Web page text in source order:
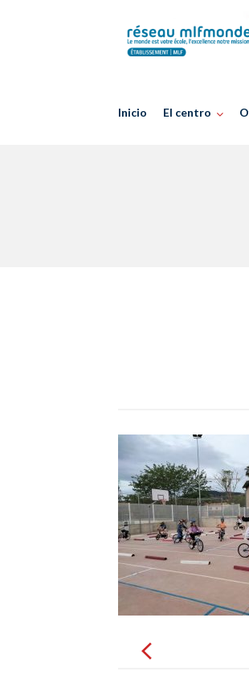
Inicio El centro
navigation